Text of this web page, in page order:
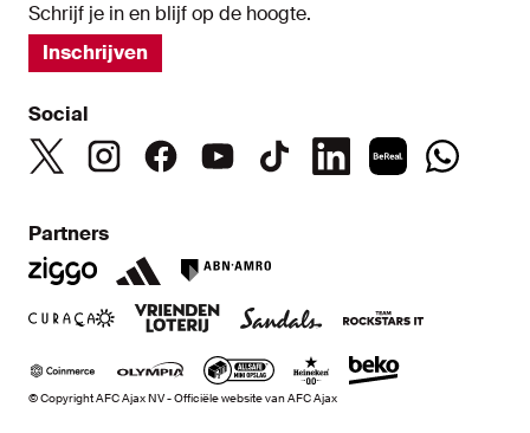
Schrijf je in en blijf op de hoogte.
Inschrijven
Social
Partners
© Copyright AFC Ajax NV - Officiële website van AFC Ajax